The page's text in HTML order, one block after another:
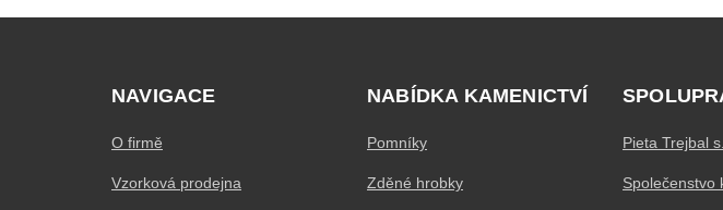
NAVIGACE
O firmě
Vzorková prodejna
NABÍDKA KAMENICTVÍ
Pomníky
Zděné hrobky
Pieta Trejbal
Společenstvo